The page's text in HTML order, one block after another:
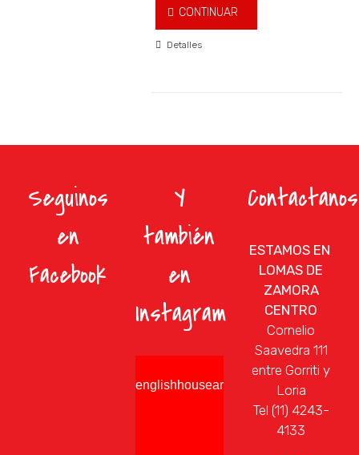
CONTINUAR
Detalles
Seguinos
en
Facebook
Y
también
en
Instagram
englishhousearg
Contactanos
ESTAMOS EN
LOMAS DE
ZAMORA
CENTRO
Cornelio
Saavedra 111
entre Gorriti y
Loria
Tel (11) 4243-
4133